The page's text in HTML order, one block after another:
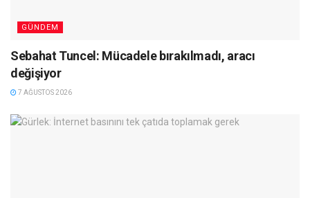
GÜNDEM
Sebahat Tuncel: Mücadele bırakılmadı, aracı
değişiyor
7 AĞUSTOS 2026